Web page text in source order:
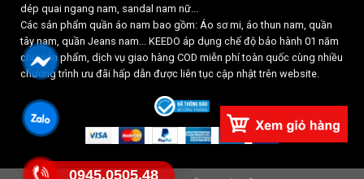
dép quai ngang nam, sandal nam nữ...
Các sản phẩm quần áo nam bao gồm: Áo sơ mi, áo thun nam, quần
tây nam, quần Jeans nam... KEEDO áp dụng chế độ bảo hành 01 năm
cho sản phẩm, dịch vụ giao hàng COD miễn phí toàn quốc cùng nhiều
chương trình ưu đãi hấp dẫn được liên tục cập nhật trên website.
0945.0505.48